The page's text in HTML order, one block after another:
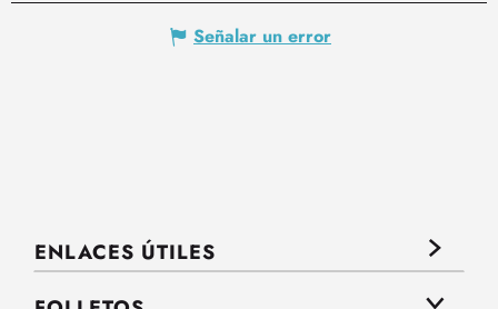
Señalar un error
ENLACES ÚTILES